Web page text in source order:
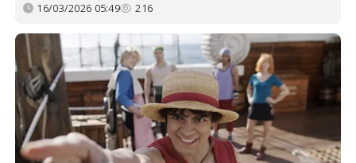
16/03/2026 05:49 216